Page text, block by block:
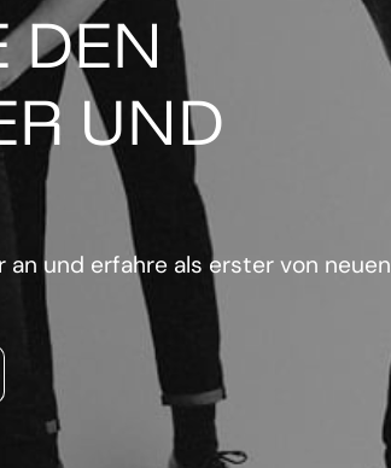
DEN
UND
und erfahre als erster von neuen